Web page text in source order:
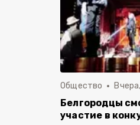
Общество
Белгородцы
участие в